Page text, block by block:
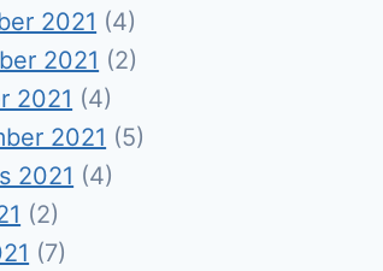
2021 (4)
2021 (2)
2021 (4)
2021 (5)
2021 (4)
(2)
(7)